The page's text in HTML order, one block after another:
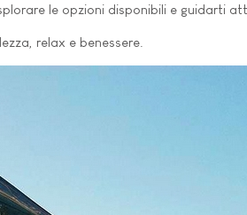
le opzioni disponibili e guidarti
relax e benessere.